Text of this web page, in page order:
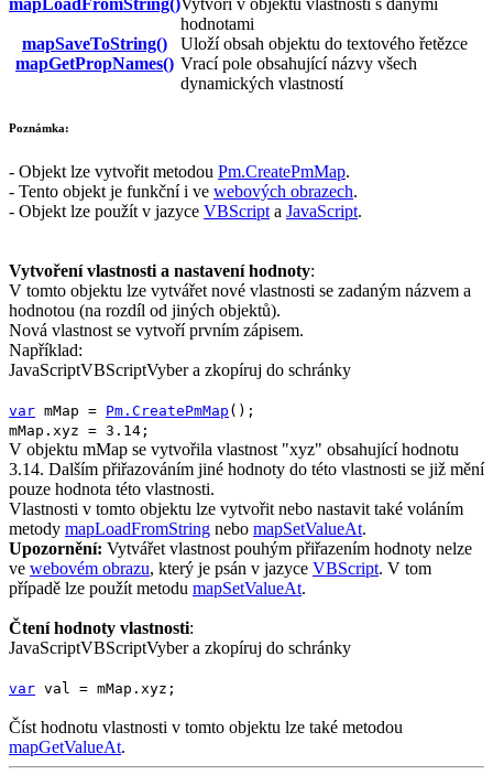
hodnotami
mapSaveToString()
Uloží obsah objektu do textového řetězce
mapGetPropNames() Vrací pole obsahující názvy všech
dynamických vlastností
Poznámka:
- Objekt lze vytvořit metodou Pm.CreatePmMap.
- Tento objekt je funkční i ve webových obrazech.
- Objekt lze použít v jazyce VBScript a JavaScript.
Vytvoření vlastnosti a nastavení hodnoty:
V tomto objektu lze vytvářet nové vlastnosti se zadaným názvem a
hodnotou (na rozdíl od jiných objektů).
Nová vlastnost se vytvoří prvním zápisem.
Například:
JavaScriptVBScriptVyber a zkopíruj do schránky
var mMap = Pm.CreatePmMap ();
mMap . xyz = 3.14 ;
V objektu mMap se vytvořila vlastnost "xyz" obsahující hodnotu
3.14. Dalším přiřazováním jiné hodnoty do této vlastnosti se již mění
pouze hodnota této vlastnosti.
Vlastnosti v tomto objektu lze vytvořit nebo nastavit také voláním
metody mapLoadFromString nebo mapSetValueAt.
Upozornění: Vytvářet vlastnost pouhým přiřazením hodnoty nelze
ve webovém obrazu, který je psán v jazyce VBScript. V tom
případě lze použít metodu mapSetValueAt.
Čtení hodnoty vlastnosti:
JavaScriptVBScriptVyber a zkopíruj do schránky
var val = mMap . xyz ;
Číst hodnotu vlastnosti v tomto objektu lze také metodou
mapGetValueAt.